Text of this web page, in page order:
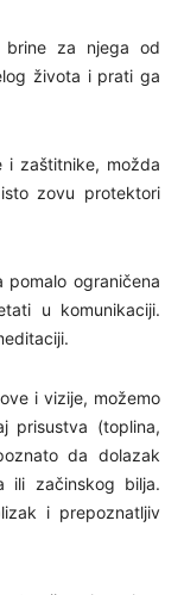
za njega od
života i prati ga
i zaštitnike, možda
zovu protektori
pomalo ograničena
u komunikaciji.
i vizije, možemo
prisustva (toplina,
da dolazak
ili začinskog bilja.
i prepoznatljiv